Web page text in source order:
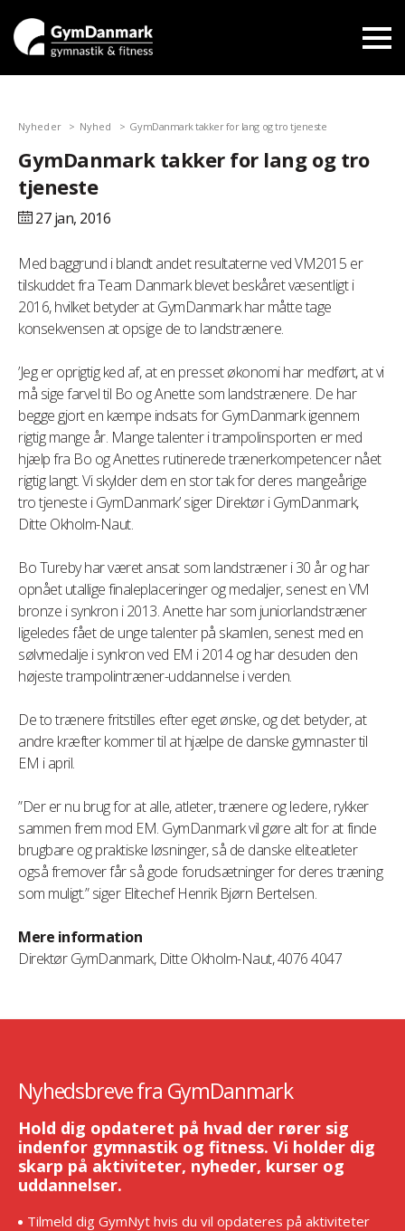
Nyheder Nyhed GymDanmark takker for lang og tro tjeneste
GymDanmark takker for lang og tro
tjeneste
27 jan, 2016
Med baggrund i blandt andet resultaterne ved VM2015 er
tilskuddet fra Team Danmark blevet beskåret væsentligt i
2016, hvilket betyder at GymDanmark har måtte tage
konsekvensen at opsige de to landstrænere.
’Jeg er oprigtig ked af, at en presset økonomi har medført, at vi
må sige farvel til Bo og Anette som landstrænere. De har
begge gjort en kæmpe indsats for GymDanmark igennem
rigtig mange år. Mange talenter i trampolinsporten er med
hjælp fra Bo og Anettes rutinerede trænerkompetencer nået
rigtig langt. Vi skylder dem en stor tak for deres mangeårige
tro tjeneste i GymDanmark’ siger Direktør i GymDanmark,
Ditte Okholm-Naut.
Bo Tureby har været ansat som landstræner i 30 år og har
opnået utallige finaleplaceringer og medaljer, senest en VM
bronze i synkron i 2013. Anette har som juniorlandstræner
ligeledes fået de unge talenter på skamlen, senest med en
sølvmedalje i synkron ved EM i 2014 og har desuden den
højeste trampolintræner-uddannelse i verden.
De to trænere fritstilles efter eget ønske, og det betyder, at
andre kræfter kommer til at hjælpe de danske gymnaster til
EM i april.
”Der er nu brug for at alle, atleter, trænere og ledere, rykker
sammen frem mod EM. GymDanmark vil gøre alt for at finde
brugbare og praktiske løsninger, så de danske eliteatleter
også fremover får så gode forudsætninger for deres træning
som muligt.” siger Elitechef Henrik Bjørn Bertelsen.
Mere information
Direktør GymDanmark, Ditte Okholm-Naut, 4076 4047
Nyhedsbreve fra GymDanmark
Hold dig opdateret på hvad der rører sig
indenfor gymnastik og fitness. Vi holder dig
skarp på aktiviteter, nyheder, kurser og
uddannelser.
Tilmeld dig GymNyt hvis du vil opdateres på aktiviteter